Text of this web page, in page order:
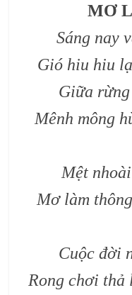
MƠ
Sáng nay
Gió hiu hiu
Giữa
Mênh mông
Mệt
Mơ làm
Cuộc đời
Rong chơi thả